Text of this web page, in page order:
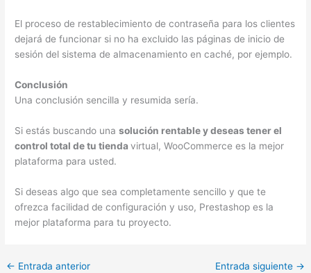
El proceso de restablecimiento de contraseña para los clientes
dejará de funcionar si no ha excluido las páginas de inicio de
sesión del sistema de almacenamiento en caché, por ejemplo.
Conclusión
Una conclusión sencilla y resumida sería.
Si estás buscando unasolución rentable y deseas tener el
control total de tu tiendavirtual, WooCommerce es la mejor
plataforma para usted.
Si deseas algo que sea completamente sencillo y que te
ofrezca facilidad de configuración y uso, Prestashop es la
mejor plataforma para tu proyecto.
← Entrada anterior Entrada siguiente →